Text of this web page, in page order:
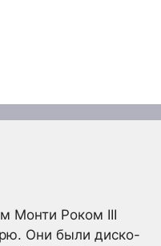
Монти Роком III
Они были диско-